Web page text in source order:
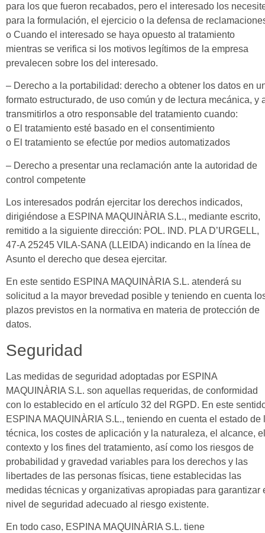
para los que fueron recabados, pero el interesado los
para la formulación, el ejercicio o la defensa de
o Cuando el interesado se haya opuesto al tratamiento
mientras se verifica si los motivos legítimos de la empresa
prevalecen sobre los del interesado.
– Derecho a la portabilidad: derecho a obtener los datos en
formato estructurado, de uso común y de lectura mecánica, y
transmitirlos a otro responsable del tratamiento cuando:
o El tratamiento esté basado en el consentimiento
o El tratamiento se efectúe por medios automatizados
– Derecho a presentar una reclamación ante la autoridad de
control competente
Los interesados podrán ejercitar los derechos indicados,
dirigiéndose a ESPINA MAQUINÀRIA S.L., mediante escrito,
remitido a la siguiente dirección: POL. IND. PLA D’URGELL,
47-A 25245 VILA-SANA (LLEIDA) indicando en la línea de
Asunto el derecho que desea ejercitar.
En este sentido ESPINA MAQUINÀRIA S.L. atenderá su
solicitud a la mayor brevedad posible y teniendo en cuenta
plazos previstos en la normativa en materia de protección de
datos.
Seguridad
Las medidas de seguridad adoptadas por ESPINA
MAQUINÀRIA S.L. son aquellas requeridas, de conformidad
con lo establecido en el artículo 32 del RGPD. En este
ESPINA MAQUINÀRIA S.L., teniendo en cuenta el estado de
técnica, los costes de aplicación y la naturaleza, el alcance, el
contexto y los fines del tratamiento, así como los riesgos de
probabilidad y gravedad variables para los derechos y las
libertades de las personas físicas, tiene establecidas las
medidas técnicas y organizativas apropiadas para garantizar
nivel de seguridad adecuado al riesgo existente.
En todo caso, ESPINA MAQUINÀRIA S.L. tiene